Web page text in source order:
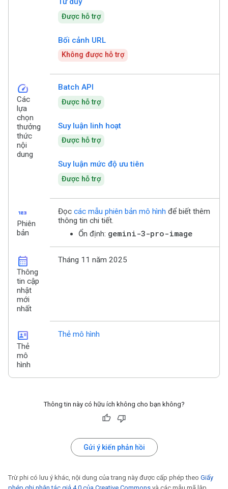
Được hỗ trợ
Bối cảnh URL
Không được hỗ trợ
speed
Các
lựa
chọn
thưởng
thức
nội
dung
Batch API
Được hỗ trợ
Suy luận linh hoạt
Được hỗ trợ
Suy luận mức độ ưu tiên
Được hỗ trợ
123
Phiên
bản
Đọc các mẫu phiên bản mô hình để biết thêm
thông tin chi tiết.
Ổn định: gemini-3-pro-image
calendar_month
Thông
tin cập
nhật
mới
nhất
Tháng 11 năm 2025
id_card
Thẻ
mô
hình
Thẻ mô hình
Thông tin này có hữu ích không cho bạn không?
Gửi ý kiến phản hồi
Trừ phi có lưu ý khác, nội dung của trang này được cấp phép theo Giấy